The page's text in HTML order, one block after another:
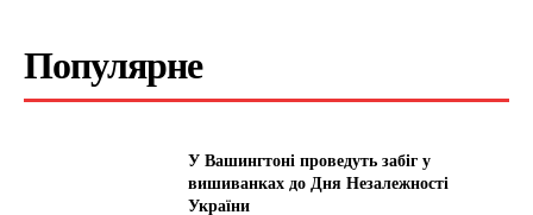
Популярне
У Вашингтоні проведуть забіг у
вишиванках до Дня Незалежності
України